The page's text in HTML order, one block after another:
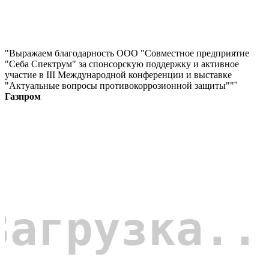
"Выражаем благодарность ООО "Совместное предприятие
"Себа Спектрум" за спонсорскую поддержку и активное
участие в III Международной конференции и выставке
"Актуальные вопросы противокоррозионной защиты"""
Газпром